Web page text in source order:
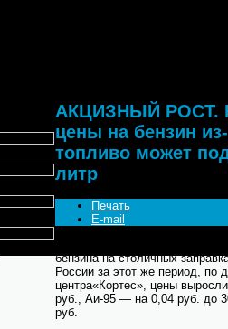
АКЦИЗНЫЙ РОСТ.
цены на бензин
топливо может
литр
Печать
E-mail
бензина на столичных
России за этот же период, по
центра«Кортес», цены
руб., Аи-95 — на 0,04 руб. до
руб.